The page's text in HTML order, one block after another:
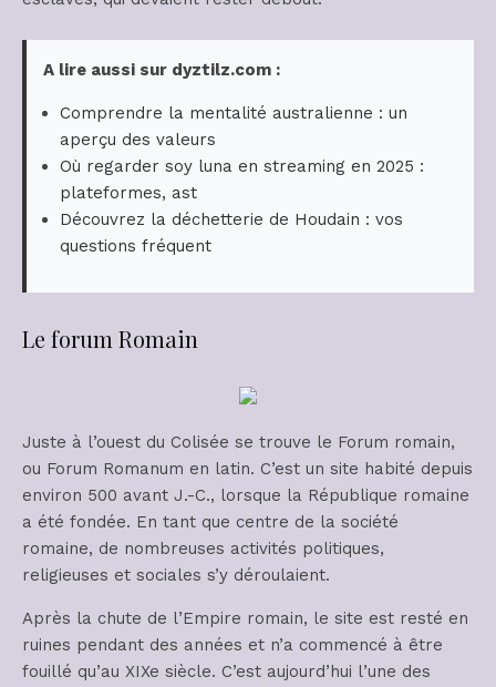
A lire aussi sur dyztilz.com :
Comprendre la mentalité australienne : un
aperçu des valeurs
Où regarder soy luna en streaming en 2025 :
plateformes, ast
Découvrez la déchetterie de Houdain : vos
questions fréquent
Le forum Romain
Juste à l’ouest du Colisée se trouve le Forum romain,
ou Forum Romanum en latin. C’est un site habité depuis
environ 500 avant J.-C., lorsque la République romaine
a été fondée. En tant que centre de la société
romaine, de nombreuses activités politiques,
religieuses et sociales s’y déroulaient.
Après la chute de l’Empire romain, le site est resté en
ruines pendant des années et n’a commencé à être
fouillé qu’au XIXe siècle. C’est aujourd’hui l’une des